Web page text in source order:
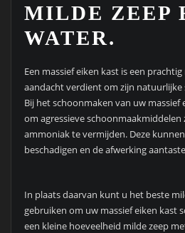
MILDE ZEEP
WATER.
Een massief eiken kast is een
aandacht verdient om zijn
Bij het schoonmaken van uw massief
om agressieve schoonmaakmiddelen
ammoniak te vermijden. Deze
beschadigen en de afwerking
In plaats daarvan kunt u het beste
gebruiken om uw massief eiken kast
een kleine hoeveelheid milde zeep